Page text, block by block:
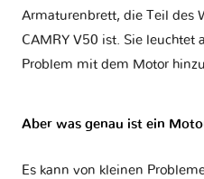
Armaturenbrett, die Teil des
CAMRY V50 ist. Sie leuchtet
Problem mit dem Motor
Aber was genau ist ein
Es kann von kleinen